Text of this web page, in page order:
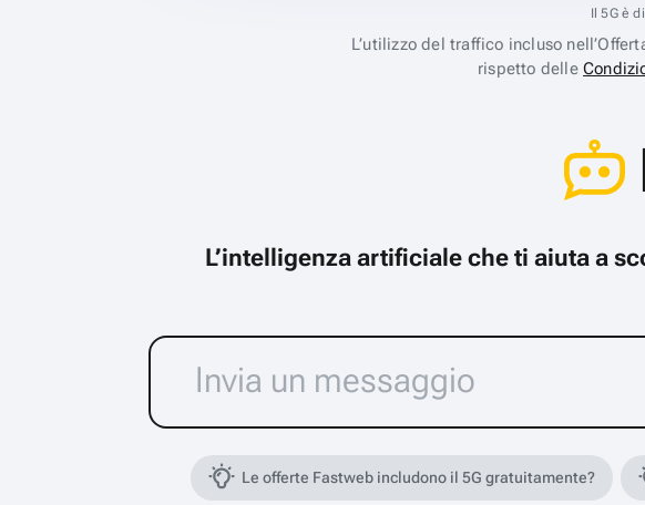
Il 5G è
L’utilizzo del traffico incluso
rispetto delle
L’intelligenza artificiale che ti aiuta a
Le offerte Fastweb includono il 5G gratuitamente?